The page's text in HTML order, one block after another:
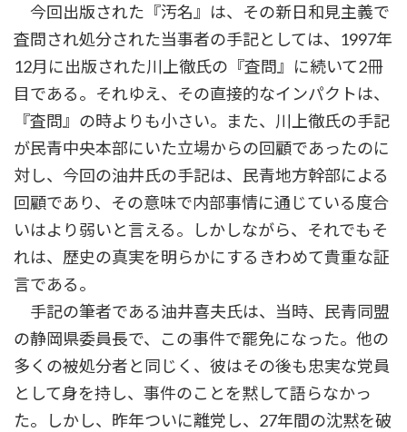
今回出版された『汚名』は、その新日和見主義で
査問され処分された当事者の手記としては、1997年
12月に出版された川上徹氏の『査問』に続いて2冊
目である。それゆえ、その直接的なインパクトは、
『査問』の時よりも小さい。また、川上徹氏の手記
が民青中央本部にいた立場からの回顧であったのに
対し、今回の油井氏の手記は、民青地方幹部による
回顧であり、その意味で内部事情に通じている度合
いはより弱いと言える。しかしながら、それでもそ
れは、歴史の真実を明らかにするきわめて貴重な証
言である。
手記の筆者である油井喜夫氏は、当時、民青同盟
の静岡県委員長で、この事件で罷免になった。他の
多くの被処分者と同じく、彼はその後も忠実な党員
として身を持し、事件のことを黙して語らなかっ
た。しかし、昨年ついに離党し、27年間の沈黙を破